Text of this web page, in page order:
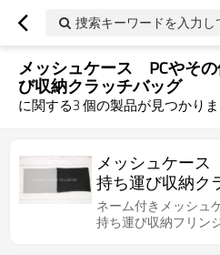
捜索キーワードを入力し
メッシュケース PCやそ
び収納クラッチバッグ
に関する3個の製品が見つかり
メッシュケー
持ち運び収納ク
ネーム付きメッシュ
持ち運び収納フリン